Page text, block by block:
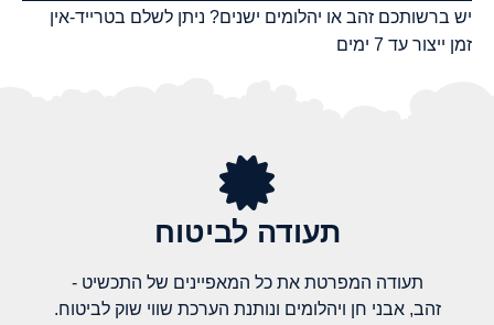
יש ברשותכם זהב או יהלומים ישנים? ניתן לשלם בטרייד-אין
זמן ייצור עד 7 ימים
תעודה לביטוח
תעודה המפרטת את כל המאפיינים של התכשיט -
זהב, אבני חן ויהלומים ונותנת הערכת שווי שוק לביטוח.